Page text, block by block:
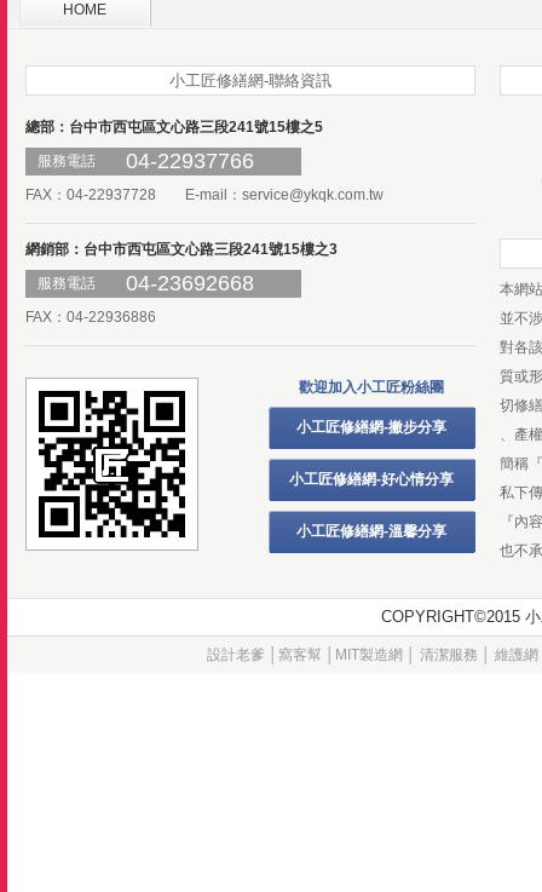
HOME
小工匠修繕網-聯絡資訊
總部：台中市西屯區文心路三段241號15樓之5
服務電話
04-22937766
FAX：04-22937728 E-mail： service@ykqk.com.tw
網銷部：台中市西屯區文心路三段241號15樓之3
服務電話
04-23692668
FAX：04-22936886
歡迎加入小工匠粉絲團
小工匠修繕網-撇步分享
小工匠修繕網-好心情分享
小工匠修繕網-溫馨分享
本網
並不
對各
質或
切修
、產
簡稱
私下
『內
也不
設計老爹 窩客幫│ MIT製造網 清潔服務 維護網